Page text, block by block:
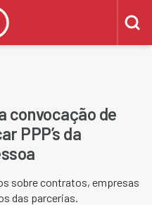
convocação de
PPP’s da
sobre contratos, empresas
das parcerias.